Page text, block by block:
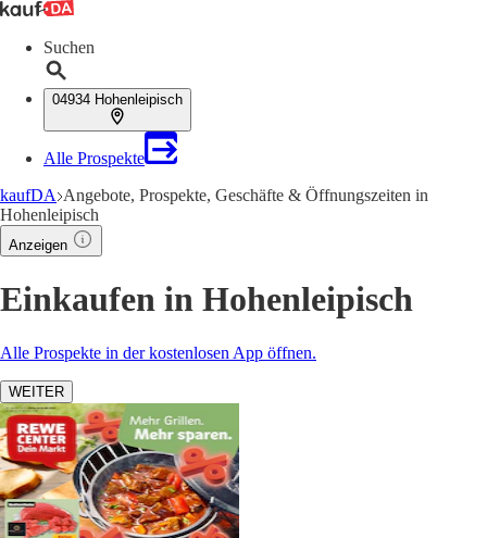
Suchen
04934 Hohenleipisch
Alle Prospekte
kaufDA Angebote, Prospekte, Geschäfte & Öffnungszeiten in
Hohenleipisch
Anzeigen
Einkaufen in Hohenleipisch
Alle Prospekte in der kostenlosen App öffnen.
WEITER